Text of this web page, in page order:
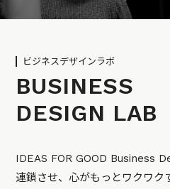
ビジネスデザインラボ
BUSINESS
DESIGN LAB
IDEAS FOR GOOD Business
連鎖させ、心がもっとワクワク